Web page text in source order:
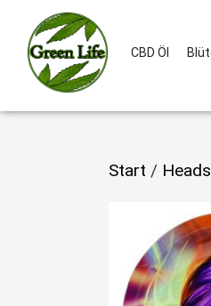
CBD Öl
Start /